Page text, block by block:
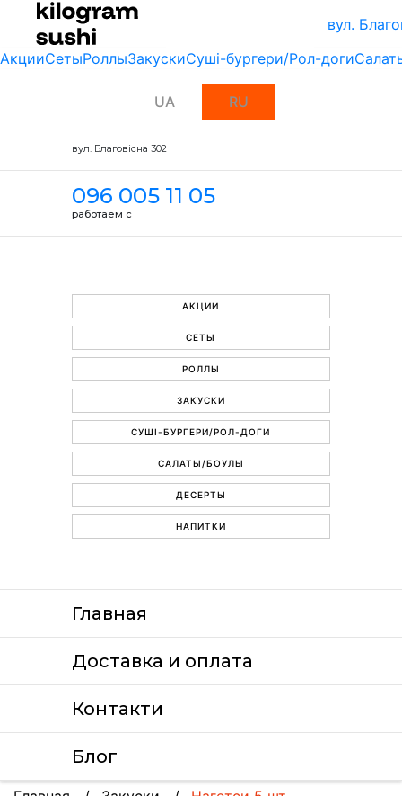
вул.
АкцииСетыРоллыЗакускиСуші-бургери/Рол-доги
UA RU
вул. Благовісна 302
096 005 11 05
работаем с
АКЦИИ
СЕТЫ
РОЛЛЫ
ЗАКУСКИ
СУШІ-БУРГЕРИ/РОЛ-ДОГИ
САЛАТЫ/БОУЛЫ
ДЕСЕРТЫ
НАПИТКИ
Главная
Доставка и оплата
Контакти
Блог